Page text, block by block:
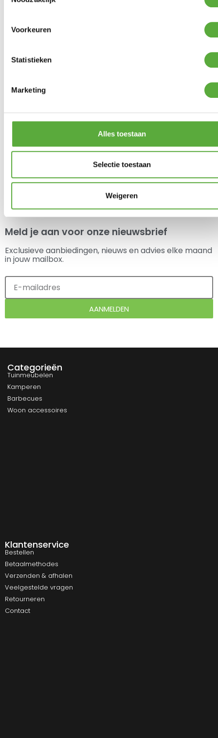
Voorkeuren
Statistieken
Marketing
Alles toestaan
Selectie toestaan
Weigeren
€49,95
Bo-Camp Krukje + oplegblad
Je hebt nog geen
product bekeken.
Meld je aan voor onze nieuwsbrief
Exclusieve aanbiedingen, nieuws en advies elke maand
in jouw mailbox.
AANMELDEN
Categorieën
Tuinmeubelen
Kamperen
Barbecues
Woon accessoires
Klantenservice
Bestellen
Betaalmethodes
Verzenden & afhalen
Veelgestelde vragen
Retourneren
Contact